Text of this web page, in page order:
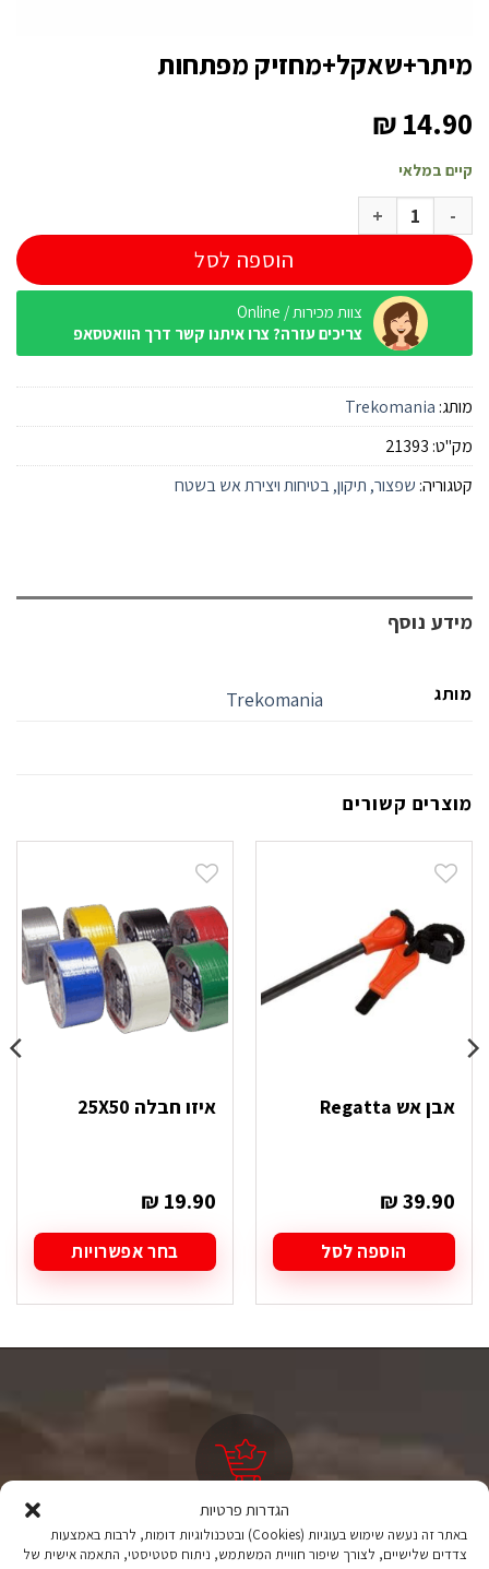
הגדרות פרטיות
באתר זה נעשה שימוש בעוגיות (Cookies) ובטכנולוגיות דומות, לרבות באמצעות
צדדים שלישיים, לצורך שיפור חוויית המשתמש, ניתוח סטטיסטי, התאמה אישית של
מיתר+שאקל+מחזיק מפתחות
₪14.90
קיים במלאי
כמות של מיתר+שאקל+מחזיק מפתחות
הוספה לסל
צוות מכירות / Online
צריכים עזרה? צרו איתנו קשר דרך הוואטסאפ
מותג: Trekomania
מק"ט: 21393
קטגוריה: שפצור, תיקון, בטיחות ויצירת אש בשטח
מידע נוסף
מותג Trekomania
מוצרים קשורים
אבן אש Regatta
₪39.90
הוספה לסל
איזו חבלה 25X50
₪ 19.90
בחר אפשרויות
זה
מספר
ניתן
לבחור
האפשרויות
המוצר
ציוד טיולים